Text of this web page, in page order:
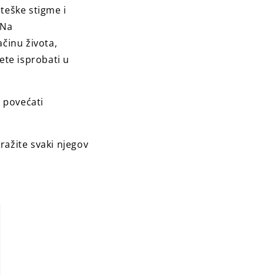
stigme i
života,
isprobati u
svaki njegov